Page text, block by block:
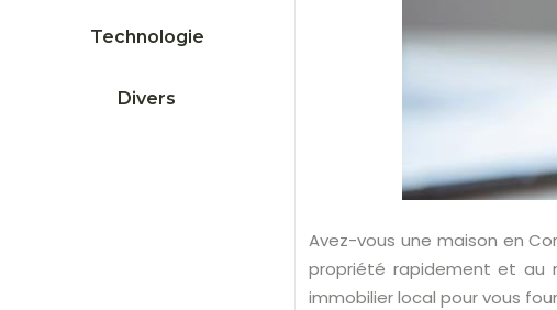
Technologie
Divers
Avez-vous une maison en
propriété rapidement et au
immobilier local pour vous